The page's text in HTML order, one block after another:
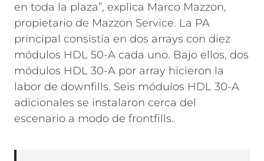
en toda la plaza”, explica Marco Mazzon,
propietario de Mazzon Service. La PA
principal consistía en dos arrays con diez
módulos HDL 50-A cada uno. Bajo ellos, dos
módulos HDL 30-A por array hicieron la
labor de downfills. Seis módulos HDL 30-A
adicionales se instalaron cerca del
escenario a modo de frontfills.